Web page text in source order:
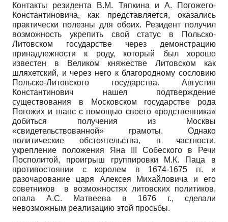
Контакты резидента В.М. Тяпкина и А. Погожего-
Константиновича, как представляется, оказались
практически полезны для обоих. Резидент получил
возможность укрепить свой статус в Польско-
Литовском государстве через демонстрацию
принадлежности к роду, который был хорошо
известен в Великом княжестве Литовском как
шляхетский, и через него к благородному сословию
Польско-Литовского государства. Августин
Константинович нашел подтверждение
существования в Московском государстве рода
Погожих и шанс с помощью своего «родственника»
добиться получения из Москвы
«свидетельствованной» грамоты. Однако
политические обстоятельства, в частности,
укрепление положения Яна III Собеского в Речи
Посполитой, проигрыш группировки М.К. Паца в
противостоянии с королем в 1674-1675 гг. и
разочарование царя Алексея Михайловича и его
советников в возможностях литовских политиков,
опала А.С. Матвеева в 1676 г., сделали
невозможным реализацию этой просьбы.